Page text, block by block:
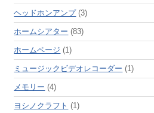
ヘッドホンアンプ(3)
ホームシアター (83)
ホームページ (1)
ミュージックビデオレコーダー (1)
メモリー (4)
ヨシノクラフト (1)